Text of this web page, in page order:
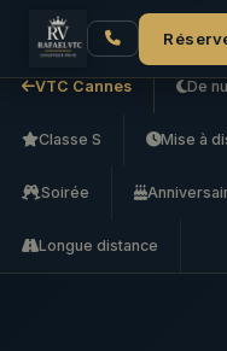
Accueil VTC Cannes
VTC Cannes De
Classe S Mise à
Soirée
Longue distance